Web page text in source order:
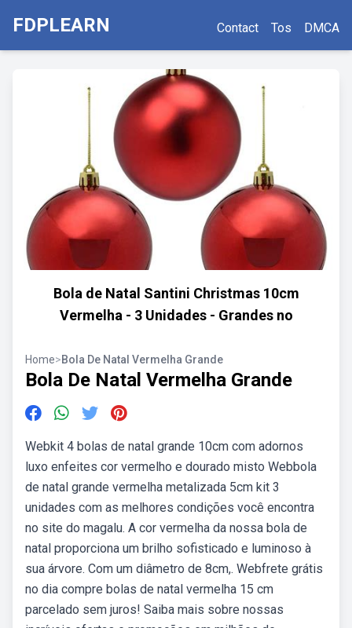
FDPLEARN Contact Tos DMCA
Bola de Natal Santini Christmas 10cm
Vermelha - 3 Unidades - Grandes no
Home>Bola De Natal Vermelha Grande
Bola De Natal Vermelha Grande
Webkit 4 bolas de natal grande 10cm com adornos
luxo enfeites cor vermelho e dourado misto Webbola
de natal grande vermelha metalizada 5cm kit 3
unidades com as melhores condições você encontra
no site do magalu. A cor vermelha da nossa bola de
natal proporciona um brilho sofisticado e luminoso à
sua árvore. Com um diâmetro de 8cm,. Webfrete grátis
no dia compre bolas de natal vermelha 15 cm
parcelado sem juros! Saiba mais sobre nossas